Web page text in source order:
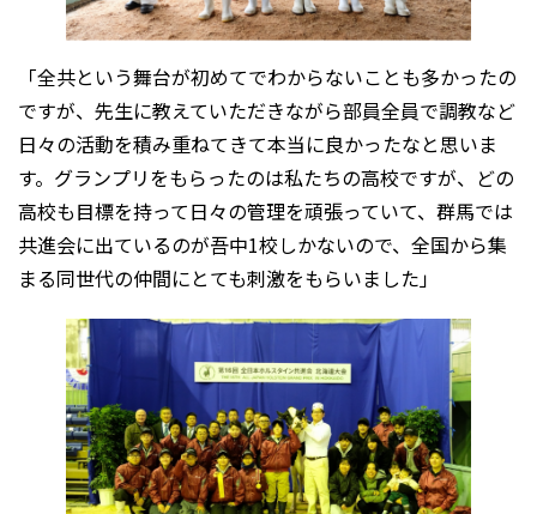
「全共という舞台が初めてでわからないことも多かったの
ですが、先生に教えていただきながら部員全員で調教など
日々の活動を積み重ねてきて本当に良かったなと思いま
す。グランプリをもらったのは私たちの高校ですが、どの
高校も目標を持って日々の管理を頑張っていて、群馬では
共進会に出ているのが吾中1校しかないので、全国から集
まる同世代の仲間にとても刺激をもらいました」